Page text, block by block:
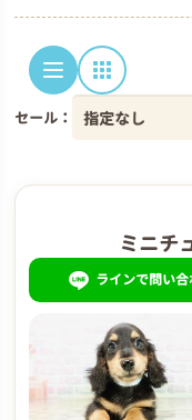
セール：
ミニチ
ラインで問い